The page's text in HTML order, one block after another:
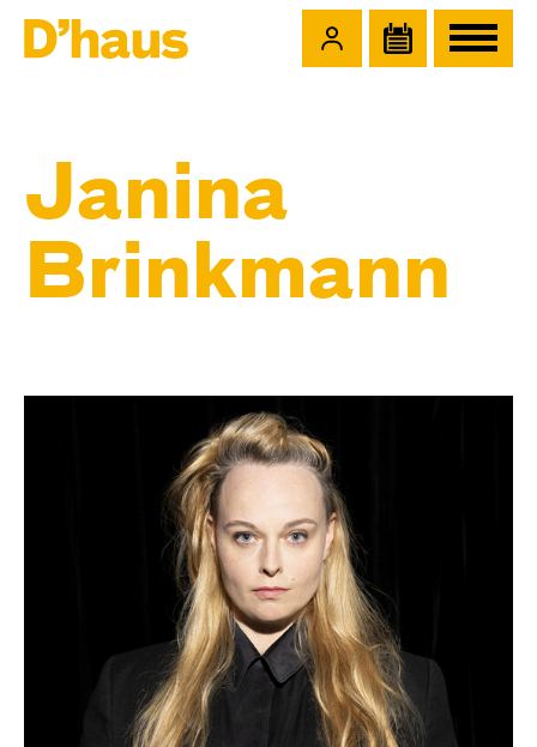
Janina
Brinkmann